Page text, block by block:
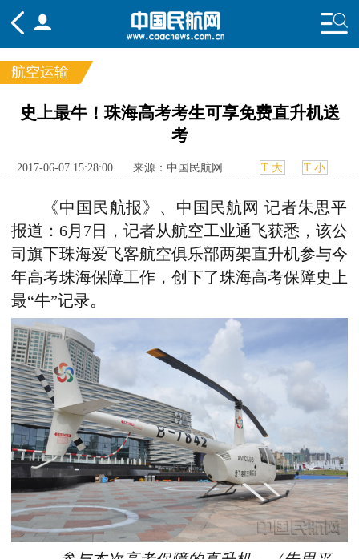
频道
国内
航图 智库 专题 舆情
航空运输
史上最牛！珠海高考考生可享免费直升机送
考
2017-06-07 15:28:00 来源：中国民航网 T 大 T 小
《中国民航报》、中国民航网 记者朱思平
报道：6月7日，记者从航空工业通飞获悉，该公
司旗下珠海爱飞客航空俱乐部两架直升机参与今
年高考珠海保障工作，创下了珠海高考保障史上
最“牛”记录。